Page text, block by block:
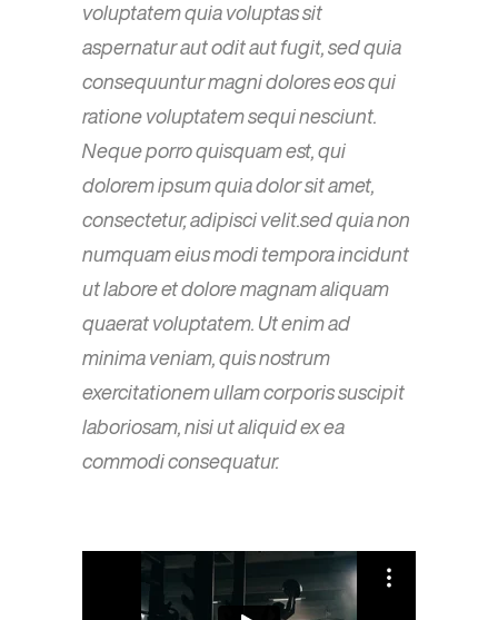
voluptatem quia voluptas sit
aspernatur aut odit aut fugit, sed quia
consequuntur magni dolores eos qui
ratione voluptatem sequi nesciunt.
Neque porro quisquam est, qui
dolorem ipsum quia dolor sit amet,
consectetur, adipisci velit.sed quia non
numquam eius modi tempora incidunt
ut labore et dolore magnam aliquam
quaerat voluptatem. Ut enim ad
minima veniam, quis nostrum
exercitationem ullam corporis suscipit
laboriosam, nisi ut aliquid ex ea
commodi consequatur.